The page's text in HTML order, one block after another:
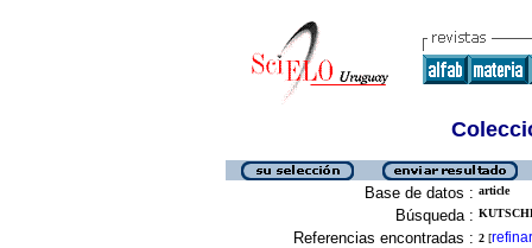
Base de datos : article
Búsqueda :
Referencias encontradas : 2 [refinar